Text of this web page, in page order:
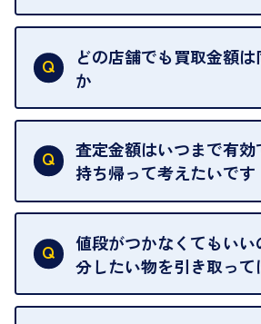
はい。喜んで承ります。出張買
い。
ご指定の場所にお伺いします。
どの店舗でも買取金額
か
はい。全店舗一律です。
ただし、中古市場は日々変動す
によって査定額が変わることは
査定金額はいつまで有効
持ち帰って考えたいです
査定額は当日限り有効です。
中古市場が日々変動するため、
わることがございます。
値段がつかなくてもいい
分したい物を引き取って
再販不可能な物は、場合によっ